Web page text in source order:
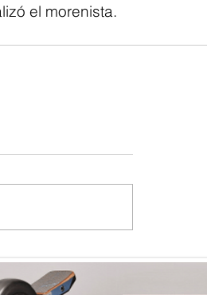
el morenista.